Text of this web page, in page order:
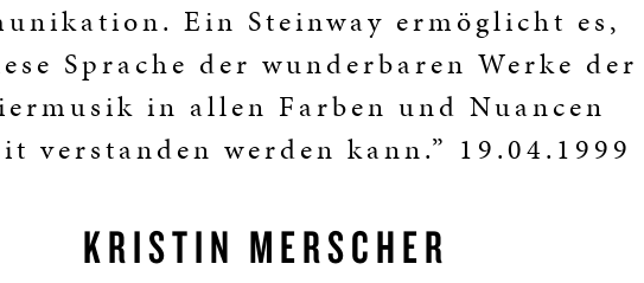
EXOTIC WOODS
SPECIAL COLLECTIONS
BESPOKE
K-12
SELECT STUDIOS
SELECTION ROOM
Ein Steinway ermöglicht es,
Sprache der wunderbaren Werke der
in allen Farben und Nuancen
verstanden werden kann.” 19.04.1999
KRISTIN MERSCHER